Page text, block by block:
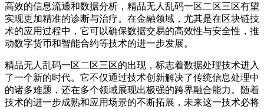
高效的信息流通和数据分析，精品无人乱码一区二区三区有望
实现更加精准的诊断与治疗。在金融领域，尤其是在区块链技
术的应用过程中，它可以确保数据交易的高效性与安全性，推
动数字货币和智能合约等技术的进一步发展。
精品无人乱码一区二区三区的出现，标志着数据处理技术进入
了一个新的时代。它不仅通过技术创新解决了传统信息处理中
的诸多难题，还在多个领域展现出极强的跨界融合能力。随着
技术的进一步成熟和应用场景的不断拓展，未来这一技术必将